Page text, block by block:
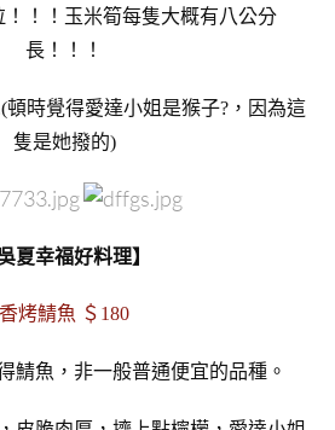
！！玉米筍每隻大概有八公分
長！！！
時覺得愛達小姐是猴子?，因為這
隻是她撥的)
吳夏幸福好料理】
香烤鯖魚 ＄180
鯖魚，非一般普通便宜的品種。